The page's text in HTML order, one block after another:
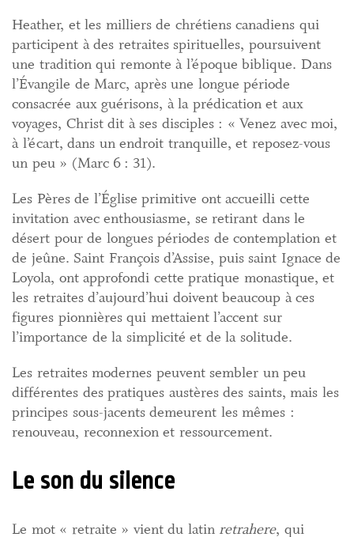
Heather, et les milliers de chrétiens canadiens qui
participent à des retraites spirituelles, poursuivent
une tradition qui remonte à l’époque biblique. Dans
l’Évangile de Marc, après une longue période
consacrée aux guérisons, à la prédication et aux
voyages, Christ dit à ses disciples : « Venez avec moi,
à l’écart, dans un endroit tranquille, et reposez-vous
un peu » (Marc 6 : 31).
Les Pères de l’Église primitive ont accueilli cette
invitation avec enthousiasme, se retirant dans le
désert pour de longues périodes de contemplation et
de jeûne. Saint François d’Assise, puis saint Ignace de
Loyola, ont approfondi cette pratique monastique, et
les retraites d’aujourd’hui doivent beaucoup à ces
figures pionnières qui mettaient l’accent sur
l’importance de la simplicité et de la solitude.
Les retraites modernes peuvent sembler un peu
différentes des pratiques austères des saints, mais les
principes sous-jacents demeurent les mêmes :
renouveau, reconnexion et ressourcement.
Le son du silence
Le mot « retraite » vient du latin retrahere, qui